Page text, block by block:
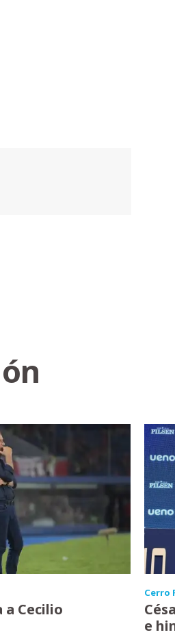
Cecilio
Cerro
e